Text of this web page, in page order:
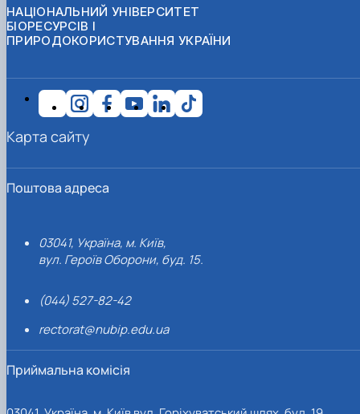
НАЦІОНАЛЬНИЙ УНІВЕРСИТЕТ
БІОРЕСУРСІВ І
ПРИРОДОКОРИСТУВАННЯ УКРАЇНИ
Поштова адреса
03041, Україна, м. Київ,
вул. Героїв Оборони, буд. 15.
(044) 527-82-42
rectorat@nubip.edu.ua
Приймальна комісія
Карта сайту